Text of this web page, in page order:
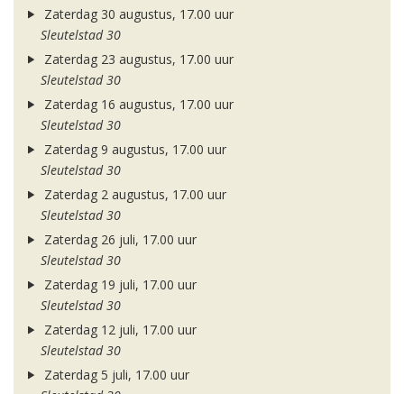
Zaterdag 30 augustus, 17.00 uur
Sleutelstad 30
Zaterdag 23 augustus, 17.00 uur
Sleutelstad 30
Zaterdag 16 augustus, 17.00 uur
Sleutelstad 30
Zaterdag 9 augustus, 17.00 uur
Sleutelstad 30
Zaterdag 2 augustus, 17.00 uur
Sleutelstad 30
Zaterdag 26 juli, 17.00 uur
Sleutelstad 30
Zaterdag 19 juli, 17.00 uur
Sleutelstad 30
Zaterdag 12 juli, 17.00 uur
Sleutelstad 30
Zaterdag 5 juli, 17.00 uur